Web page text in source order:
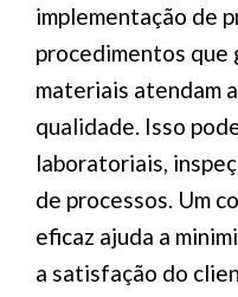
implementação de
procedimentos que
materiais atendam
qualidade. Isso
laboratoriais,
de processos. Um
eficaz ajuda a
a satisfação do